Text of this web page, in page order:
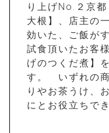
り上げNo.２京
大根】、店主の
効いた、ご飯が
試食頂いたお客
げのつくだ煮】
す。 いずれの
りやお茶うけ、
にとお役立ちで